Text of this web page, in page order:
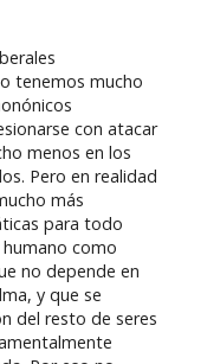
tenemos mucho
con atacar
menos en los
Pero en realidad
más
para todo
como
no depende en
y que se
del resto de seres